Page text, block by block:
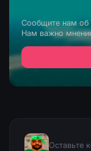
Сообщите нам
Нам важно
Оставьте